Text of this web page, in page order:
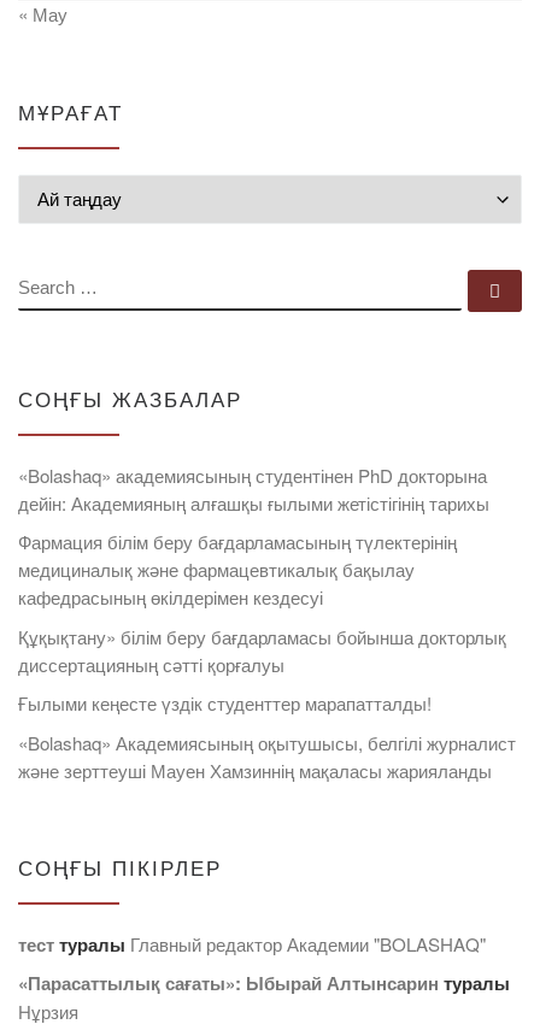
« Мау
МҰРАҒАТ
SEARCH
СОҢҒЫ ЖАЗБАЛАР
«Bolashaq» академиясының студентінен PhD докторына
дейін: Академияның алғашқы ғылыми жетістігінің тарихы
Фармация білім беру бағдарламасының түлектерінің
медициналық және фармацевтикалық бақылау
кафедрасының өкілдерімен кездесуі
Құқықтану» білім беру бағдарламасы бойынша докторлық
диссертацияның сәтті қорғалуы
Ғылыми кеңесте үздік студенттер марапатталды!
«Bolashaq» Академиясының оқытушысы, белгілі журналист
және зерттеуші Мауен Хамзиннің мақаласы жарияланды
СОҢҒЫ ПІКІРЛЕР
тесттуралы Главный редактор Академии "BOLASHAQ"
«Парасаттылық сағаты»: Ыбырай Алтынсарин туралы
Нұрзия